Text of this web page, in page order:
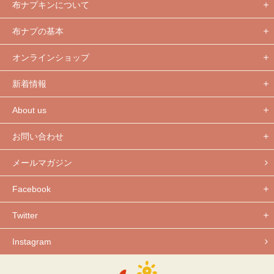
布ナプキンについて
布ナプの基本
オンラインショップ
新着情報
About us
お問い合わせ
メールマガジン
Facebook
Twitter
Instagram